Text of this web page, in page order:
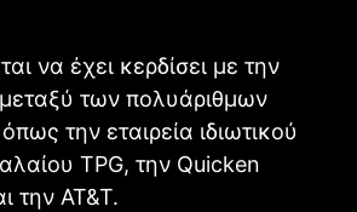
να έχει κερδίσει με την
των πολυάριθμων
την εταιρεία ιδιωτικού
TPG, την Quicken
την AT&T.